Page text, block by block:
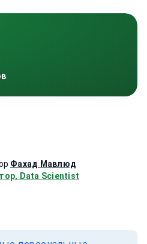
Фахад Мавлюд
Data Scientist